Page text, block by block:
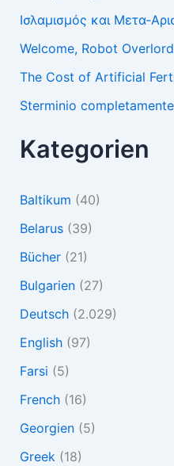
Ισλαμισμός και Μετα-
Welcome, Robot
The Cost of Artificial
Sterminio
Kategorien
Baltikum (40)
Belarus(39)
Bücher(21)
Bulgarien(27)
Deutsch(2.029)
English(97)
Farsi (5)
French(16)
Georgien(5)
Greek(18)